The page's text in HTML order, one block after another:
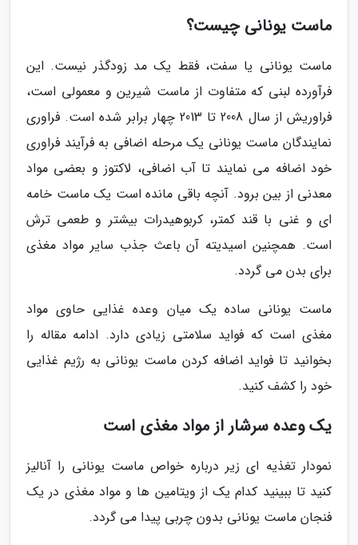
ماست یونانی چیست؟
ماست یونانی یا سفت، فقط یک مد زودگذر نیست. این
فرآورده لبنی که متفاوت از ماست شیرین و معمولی است،
فراوریش از سال 2008 تا 2013 چهار برابر شده است. فراوری
نمایندگان ماست یونانی یک مرحله اضافی به فرآیند فراوری
خود اضافه می نمایند تا آب اضافی، لاکتوز و بعضی مواد
معدنی از بین برود. آنچه باقی مانده است یک ماست خامه
ای و غنی با قند کمتر، کربوهیدرات بیشتر و طعمی ترش
است. همچنین اسیدیته آن باعث جذب سایر مواد مغذی
برای بدن می گردد.
ماست یونانی ساده یک میان وعده غذایی حاوی مواد
مغذی است که فواید سلامتی زیادی دارد. ادامه مقاله را
بخوانید تا فواید اضافه کردن ماست یونانی به رژیم غذایی
خود را کشف کنید.
یک وعده سرشار از مواد مغذی است
نمودار تغذیه ای زیر درباره خواص ماست یونانی را آنالیز
کنید تا ببینید کدام یک از ویتامین ها و مواد مغذی در یک
فنجان ماست یونانی بدون چربی پیدا می گردد.